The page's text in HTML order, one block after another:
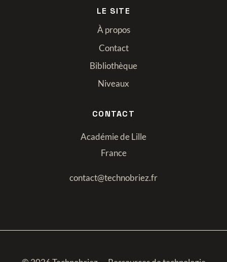
LE SITE
À propos
Contact
Bibliothèque
Niveaux
CONTACT
Académie de Lille
France
contact@technobriez.fr